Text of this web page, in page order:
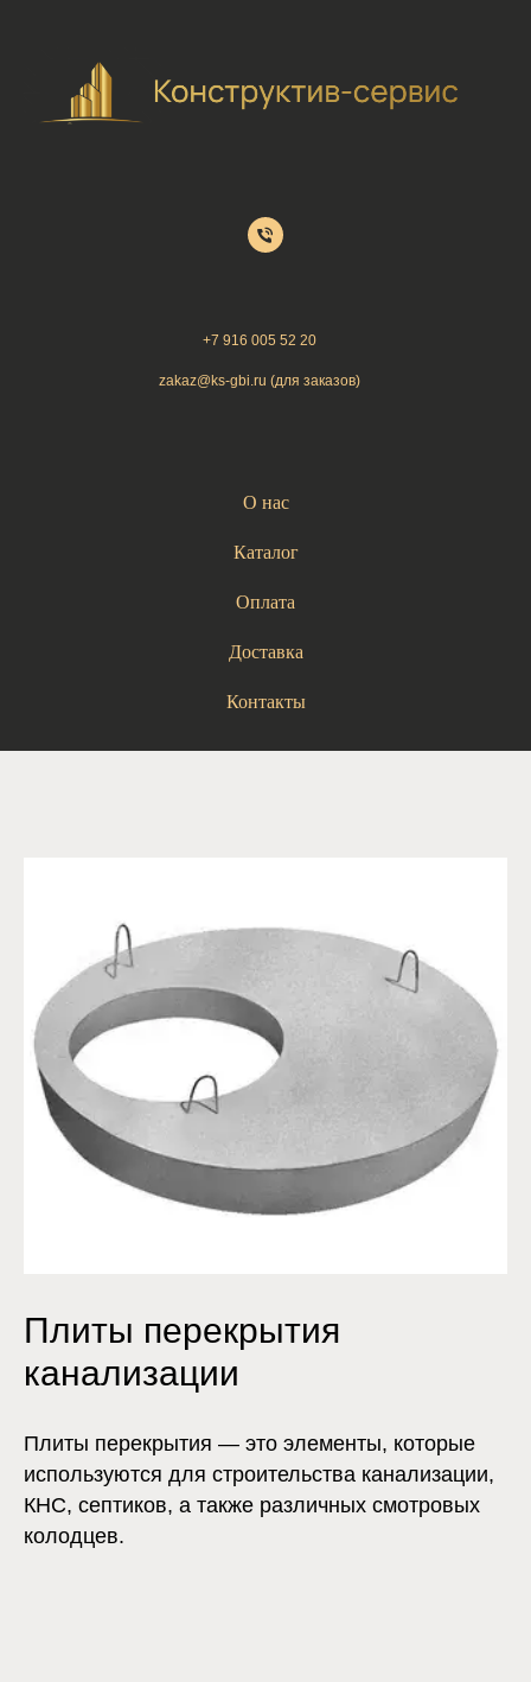
+7 916 005 52 20
zakaz@ks-gbi.ru (для заказов)
О нас
Каталог
Оплата
Доставка
Контакты
Плиты перекрытия
канализации
Плиты перекрытия — это элементы, которые
используются для строительства канализации,
КНС, септиков, а также различных смотровых
колодцев.